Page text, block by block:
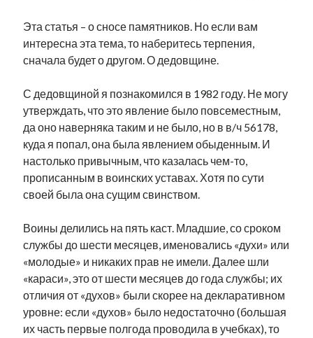
Эта статья – о сносе памятников. Но если вам
интересна эта тема, то наберитесь терпения,
сначала будет о другом. О дедовщине.
С дедовщиной я познакомился в 1982 году. Не могу
утверждать, что это явление было повсеместным,
да оно наверняка таким и не было, но в в/ч 56178,
куда я попал, она была явлением обыденным. И
настолько привычным, что казалась чем-то,
прописанным в воинских уставах. Хотя по сути
своей была она сущим свинством.
Воины делились на пять каст. Младшие, со сроком
службы до шести месяцев, именовались «духи» или
«молодые» и никаких прав не имели. Далее шли
«караси», это от шести месяцев до года службы; их
отличия от «духов» были скорее на декларативном
уровне: если «духов» было недостаточно (большая
их часть первые полгода проводила в учебках), то